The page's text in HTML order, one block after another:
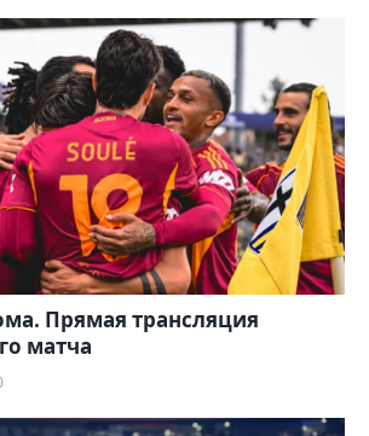
Прямая трансляция
матча